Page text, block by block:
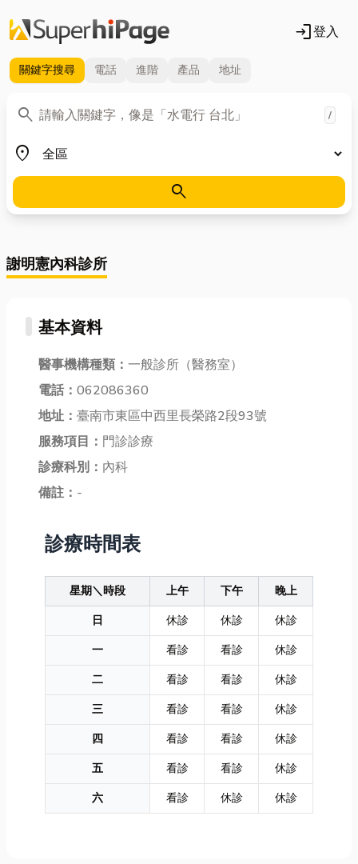
login登入
關鍵字搜尋 電話 進階 產品 地址
search
關鍵字 /
place
地區
search
謝明憲內科診所
基本資料
醫事機構種類： 一般診所（醫務室）
電話： 062086360
地址： 臺南市東區中西里長榮路2段93號
服務項目： 門診診療
診療科別： 內科
備註： -
診療時間表
星期＼時段 上午 下午
晚上
日
休診 休診
休診
一
看診 看診
休診
二
看診 看診
休診
三
看診 看診
休診
四
看診 看診
休診
五
看診 看診
休診
六
看診 休診 休診